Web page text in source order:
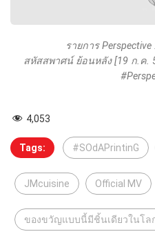
รายการ
สหัสสพาศน์ ย้อนหลัง [19 ก.ค.
4,053
Tags: #SOdAPrintinG
JMcuisine Official MV
ของขวัญแบบนี้มีชิ้นเดียวในโล